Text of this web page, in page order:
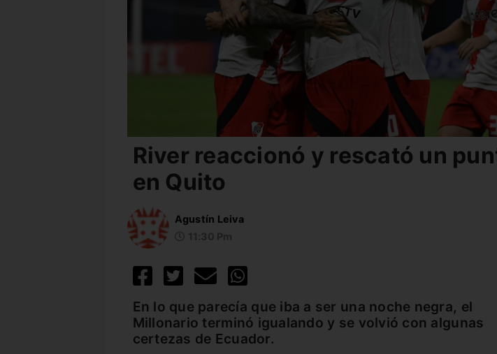
River reaccionó y rescató un
en Quito
Agustín Leiva
En lo que parecía que iba a ser una noche negra, el
Millonario terminó igualando y se volvió con algunas
certezas de Ecuador.